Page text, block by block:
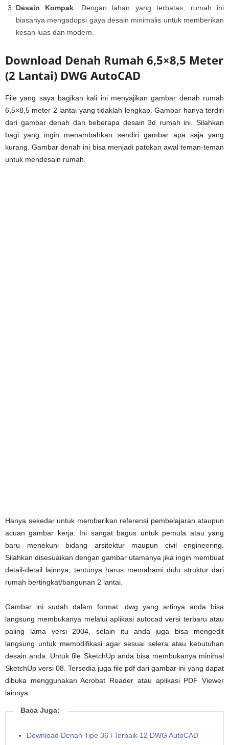
Desain Kompak: Dengan lahan yang terbatas, rumah ini
biasanya mengadopsi gaya desain minimalis untuk memberikan
kesan luas dan modern.
Download Denah Rumah 6,5×8,5 Meter
(2 Lantai) DWG AutoCAD
File yang saya bagikan kali ini menyajikan gambar denah rumah
6,5×8,5 meter 2 lantai yang tidaklah lengkap. Gambar hanya terdiri
dari gambar denah dan beberapa desain 3d rumah ini. Silahkan
bagi yang ingin menambahkan sendiri gambar apa saja yang
kurang. Gambar denah ini bisa menjadi patokan awal teman-teman
untuk mendesain rumah.
Hanya sekedar untuk memberikan referensi pembelajaran ataupun
acuan gambar kerja. Ini sangat bagus untuk pemula atau yang
baru menekuni bidang arsitektur maupun civil engineering.
Silahkan disesuaikan dengan gambar utamanya jika ingin membuat
detail-detail lainnya, tentunya harus memahami dulu struktur dari
rumah bertingkat/bangunan 2 lantai.
Gambar ini sudah dalam format .dwg yang artinya anda bisa
langsung membukanya melalui aplikasi autocad versi terbaru atau
paling lama versi 2004, selain itu anda juga bisa mengedit
langsung untuk memodifikasi agar sesuai selera atau kebutuhan
desain anda. Untuk file SketchUp anda bisa membukanya minimal
SketchUp versi 08. Tersedia juga file pdf dari gambar ini yang dapat
dibuka menggunakan Acrobat Reader atau aplikasi PDF Viewer
lainnya.
Baca Juga:
Download Denah Tipe 36 l Terbaik 12 DWG AutoCAD